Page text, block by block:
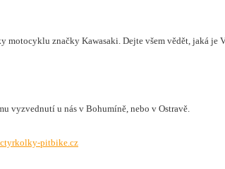
motocyklu značky Kawasaki. Dejte všem vědět, jaká je
vyzvednutí u nás v Bohumíně, nebo v Ostravě.
pitbike.cz